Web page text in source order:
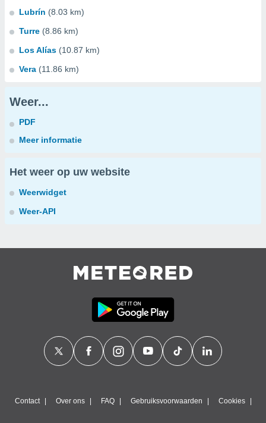
Lubrín (8.03 km)
Turre (8.86 km)
Los Alías (10.87 km)
Vera (11.86 km)
Weer...
PDF
Meer informatie
Het weer op uw website
Weerwidget
Weer-API
Contact Over ons FAQ Gebruiksvoorwaarden Cookies